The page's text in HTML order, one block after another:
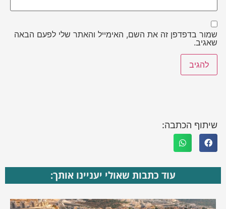
שמור בדפדפן זה את השם, האימייל והאתר שלי לפעם הבאה
שאגיב.
שיתוף הכתבה:
עוד כתבות שאולי יעניינו אותך: